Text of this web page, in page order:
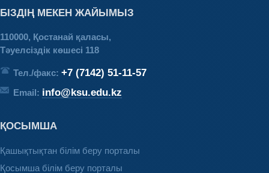
БІЗДІҢ МЕКЕН ЖАЙЫМЫЗ
110000, Қостанай қаласы,
Тәуелсіздік көшесі 118
Тел./факс: +7 (7142) 51-11-57
Email: info@ksu.edu.kz
ҚОСЫМША
Қашықтықтан білім беру порталы
Қосымша білім беру порталы